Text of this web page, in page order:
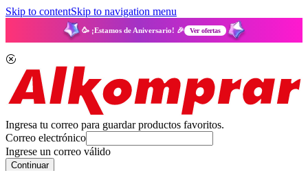
Skip to contentSkip to navigation menu
🥳 ¡Estamos de Aniversario! 🎉 Ver ofertas
Ingresa tu correo para guardar productos favoritos.
Correo electrónico
Ingrese un correo válido
Continuar